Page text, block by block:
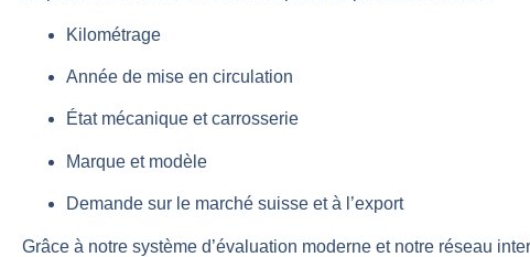
Kilométrage
Année de mise en circulation
État mécanique et carrosserie
Marque et modèle
Demande sur le marché suisse et à l’export
Grâce à notre système d’évaluation moderne et notre réseau